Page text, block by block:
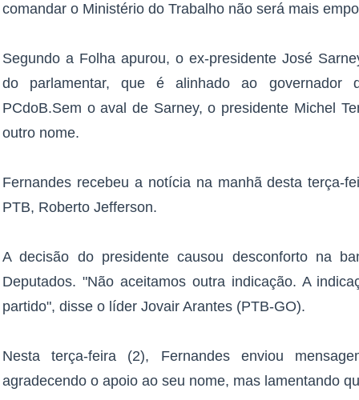
comandar o Ministério do Trabalho não será mais
Segundo a Folha apurou, o ex-presidente José
do parlamentar, que é alinhado ao governador
PCdoB.Sem o aval de Sarney, o presidente Michel
outro nome.
Fernandes recebeu a notícia na manhã desta terça-
PTB, Roberto Jefferson.
A decisão do presidente causou desconforto na
Deputados. "Não aceitamos outra indicação. A
partido", disse o líder Jovair Arantes (PTB-GO).
Nesta terça-feira (2), Fernandes enviou
agradecendo o apoio ao seu nome, mas lamentando